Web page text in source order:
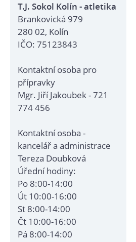
T.J. Sokol Kolín - atletika
Brankovická 979
280 02, Kolín
IČO: 75123843
Kontaktní osoba pro
přípravky
Mgr. Jiří Jakoubek - 721
774 456
Kontaktní osoba -
kancelář a administrace
Tereza Doubková
Úřední hodiny:
Po 8:00-14:00
Út 10:00-16:00
St 8:00-14:00
Čt 10:00-16:00
Pá 8:00-14:00